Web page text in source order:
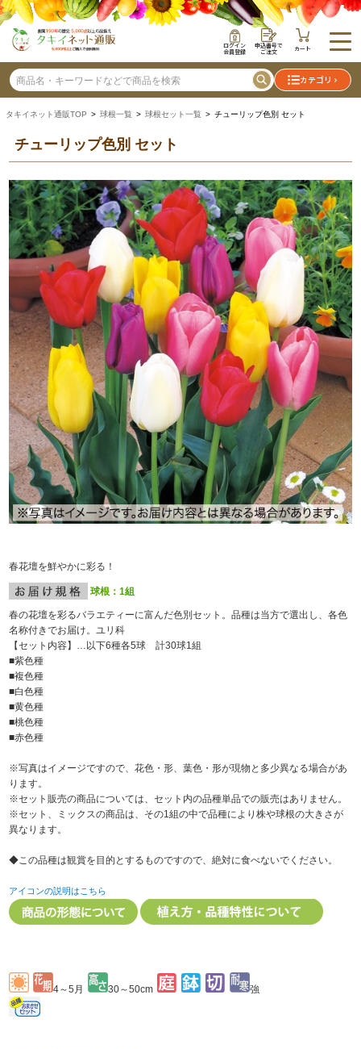
ログイン
会員登録
申込番号で
ご注文 カート
カテゴリ
タキイネット通販TOP > 球根一覧 > 球根セット一覧 > チューリップ色別 セット
チューリップ色別 セット
春花壇を鮮やかに彩る！
球根：1組
春の花壇を彩るバラエティーに富んだ色別セット。品種は当方で選出し、各色
名称付きでお届け。ユリ科
【セット内容】…以下6種各5球 計30球1組
■紫色種
■複色種
■白色種
■黄色種
■桃色種
■赤色種
※写真はイメージですので、花色・形、葉色・形が現物と多少異なる場合があ
ります。
※セット販売の商品については、セット内の品種単品での販売はありません。
※セット、ミックスの商品は、その1組の中で品種により株や球根の大きさが
異なります。
◆この品種は観賞を目的とするものですので、絶対に食べないでください。
アイコンの説明はこちら
4～5月 30～50cm 強